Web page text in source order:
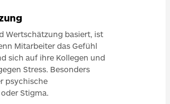
Wertschätzung basiert, ist
Mitarbeiter das Gefühl
sich auf ihre Kollegen und
Stress. Besonders
psychische
Stigma.